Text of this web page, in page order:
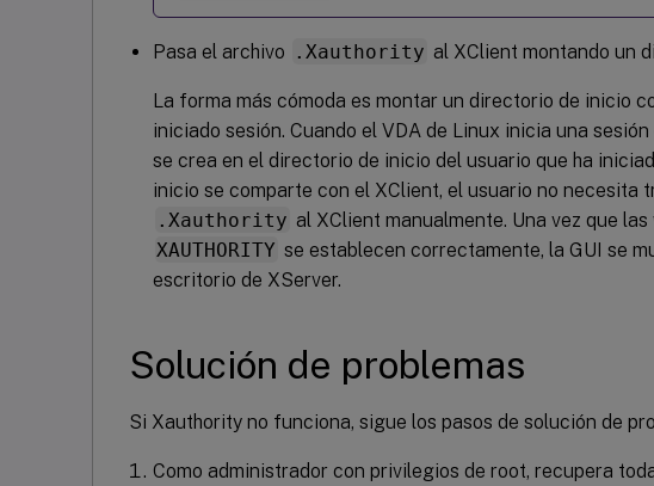
Pasa el archivo .Xauthority al XClient montando un
La forma más cómoda es montar un directorio de inicio
iniciado sesión. Cuando el VDA de Linux inicia una sesión
se crea en el directorio de inicio del usuario que ha
inicio se comparte con el XClient, el usuario no necesita
.Xauthority al XClient manualmente. Una vez que
XAUTHORITY se establecen correctamente, la GUI se
escritorio de XServer.
Solución de problemas
Si Xauthority no funciona, sigue los pasos de solución de
Como administrador con privilegios de root, recupera